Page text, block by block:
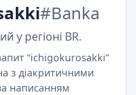
#Banka
у регіоні BR.
“ichigokurosakki”
з діакритичними
написанням